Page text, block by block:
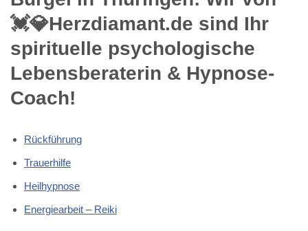
💓️💎Herzdiamant.de sind Ihr
spirituelle psychologische
Lebensberaterin & Hypnose-
Coach!
Rückführung
Trauerhilfe
Heilhypnose
Energiearbeit – Reiki